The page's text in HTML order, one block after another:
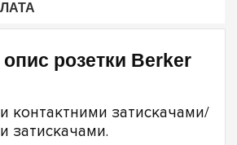
розетки Berker
контактними затискачами/
затискачами.